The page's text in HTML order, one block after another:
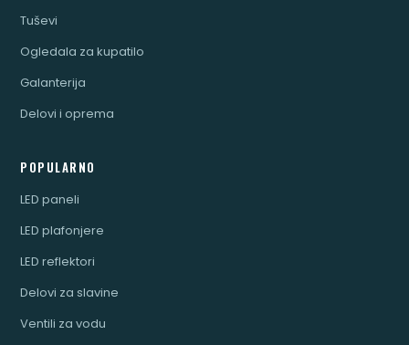
Tuševi
Ogledala za kupatilo
Galanterija
Delovi i oprema
POPULARNO
LED paneli
LED plafonjere
LED reflektori
Delovi za slavine
Ventili za vodu